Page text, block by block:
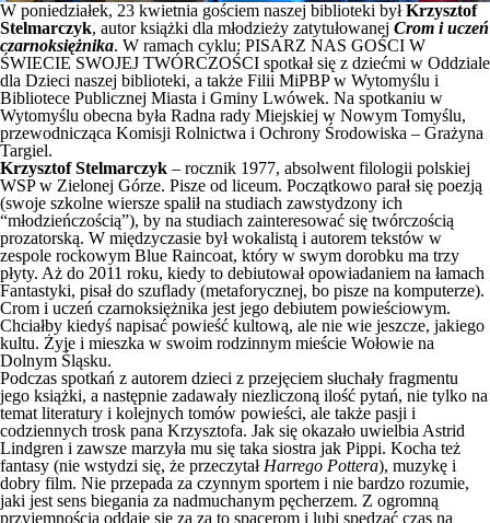
W poniedziałek, 23 kwietnia gościem naszej biblioteki byłKrzysztof
Stelmarczyk, autor książki dla młodzieży zatytułowanej Crom i uczeń
czarnoksiężnika. W ramach cyklu: PISARZ NAS GOŚCI W
ŚWIECIE SWOJEJ TWÓRCZOŚCI spotkał się z dziećmi w Oddziale
dla Dzieci naszej biblioteki, a także Filii MiPBP w Wytomyślu i
Bibliotece Publicznej Miasta i Gminy Lwówek. Na spotkaniu w
Wytomyślu obecna była Radna rady Miejskiej w Nowym Tomyślu,
przewodnicząca Komisji Rolnictwa i Ochrony Środowiska – Grażyna
Targiel.
Krzysztof Stelmarczyk – rocznik 1977, absolwent filologii polskiej
WSP w Zielonej Górze. Pisze od liceum. Początkowo parał się poezją
(swoje szkolne wiersze spalił na studiach zawstydzony ich
“młodzieńczością”), by na studiach zainteresować się twórczością
prozatorską. W międzyczasie był wokalistą i autorem tekstów w
zespole rockowym Blue Raincoat, który w swym dorobku ma trzy
płyty. Aż do 2011 roku, kiedy to debiutował opowiadaniem na łamach
Fantastyki, pisał do szuflady (metaforycznej, bo pisze na komputerze).
Crom i uczeń czarnoksiężnika jest jego debiutem powieściowym.
Chciałby kiedyś napisać powieść kultową, ale nie wie jeszcze, jakiego
kultu. Żyje i mieszka w swoim rodzinnym mieście Wołowie na
Dolnym Śląsku.
Podczas spotkań z autorem dzieci z przejęciem słuchały fragmentu
jego książki, a następnie zadawały niezliczoną ilość pytań, nie tylko na
temat literatury i kolejnych tomów powieści, ale także pasji i
codziennych trosk pana Krzysztofa. Jak się okazało uwielbia Astrid
Lindgren i zawsze marzyła mu się taka siostra jak Pippi. Kocha też
fantasy (nie wstydzi się, że przeczytał Harrego Pottera), muzykę i
dobry film. Nie przepada za czynnym sportem i nie bardzo rozumie,
jaki jest sens biegania za nadmuchanym pęcherzem. Z ogromną
przyjemnością oddaje się za za to spacerom i lubi spędzać czas na